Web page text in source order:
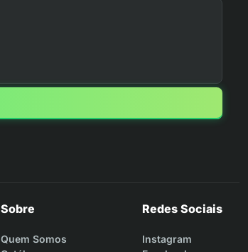
Sobre
Quem Somos
Redes Sociais
Instagram